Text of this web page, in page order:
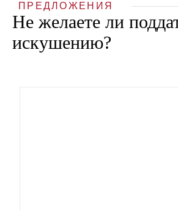
ПРЕДЛОЖЕНИЯ
Не желаете ли
искушению?